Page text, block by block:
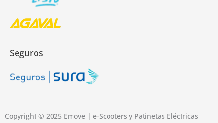
Seguros
Copyright © 2025 Emove | e-Scooters y Patinetas Eléctricas